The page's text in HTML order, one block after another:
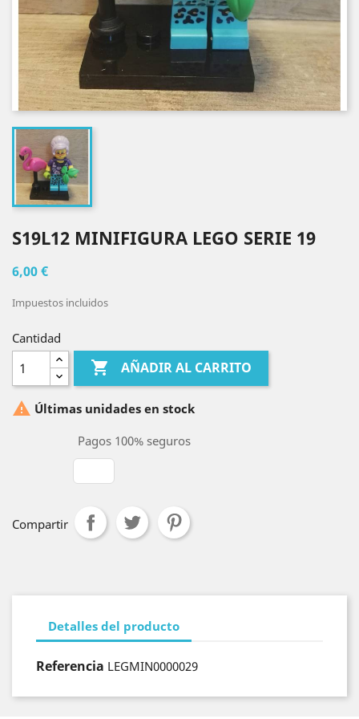
S19L12 MINIFIGURA LEGO SERIE 19
6,00 €
Impuestos incluidos
Cantidad
 AÑADIR AL CARRITO
 Últimas unidades en stock
Pagos 100% seguros
Compartir
Detalles del producto
Referencia LEGMIN0000029